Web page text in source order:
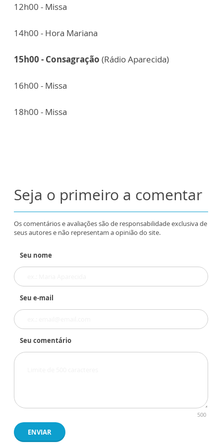
12h00 - Missa
14h00 - Hora Mariana
15h00 - Consagração (Rádio Aparecida)
16h00 - Missa
18h00 - Missa
Seja o primeiro a comentar
Os comentários e avaliações são de responsabilidade exclusiva de
seus autores e não representam a opinião do site.
Seu nome
Seu e-mail
Seu comentário
500
ENVIAR